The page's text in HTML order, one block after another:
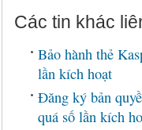
Các tin khác
Bảo hành thẻ
lần kích hoạt
Đăng ký bản
quá số lần kích